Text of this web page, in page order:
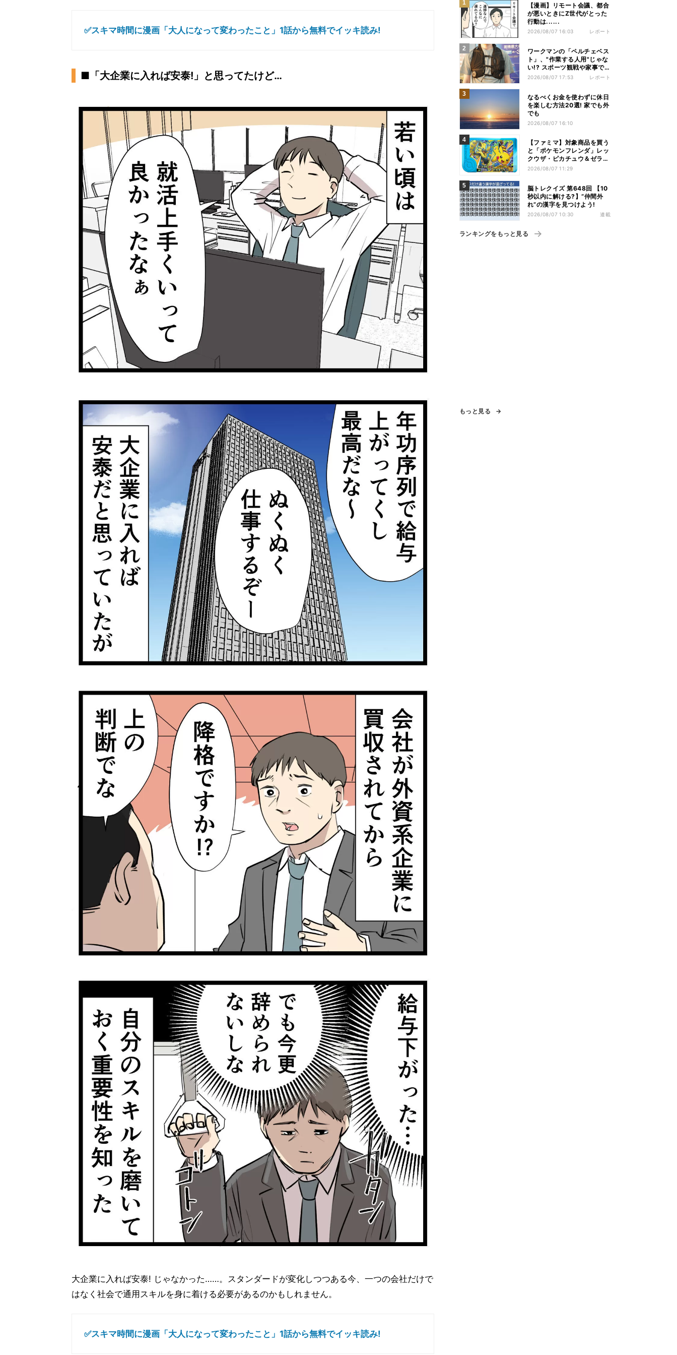
✅スキマ時間に漫画「大人になって変わったこと」1話から無料でイッキ読み!
■「大企業に入れば安泰!」と思ってたけど…
大企業に入れば安泰! じゃなかった……。スタンダードが変化しつつある今、一つの会社だけで
はなく社会で通用スキルを身に着ける必要があるのかもしれません。
✅スキマ時間に漫画「大人になって変わったこと」1話から無料でイッキ読み!
【漫画】リモート会議、都合
が悪いときにZ世代がとった
行動は......
2026/08/07 16:03 レポート
ワークマンの「ペルチェベス
ト」、"作業する人用"じゃな
い!? スポーツ観戦や家事で
の熱中症&冷え対策に――話
2026/08/07 17:53 レポート
なるべくお金を使わずに休日
を楽しむ方法20選! 家でも外
でも
2026/08/07 16:10
【ファミマ】対象商品を買う
と「ポケモンフレンダ」レッ
クウザ・ピカチュウ＆ゼラオ
ラのスペシャルフレンダピッ
2026/08/07 11:29
脳トレクイズ 第648回 【10
秒以内に解ける?】“仲間外
れ”の漢字を見つけよう!
2026/08/07 10:30 連載
ランキングをもっと見る
もっと見る